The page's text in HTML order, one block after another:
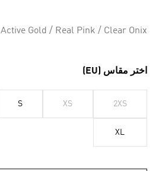
Active Gold / Real Pink / Clear Onix
اختر مقاس (EU)
2XS
XS
S
XL